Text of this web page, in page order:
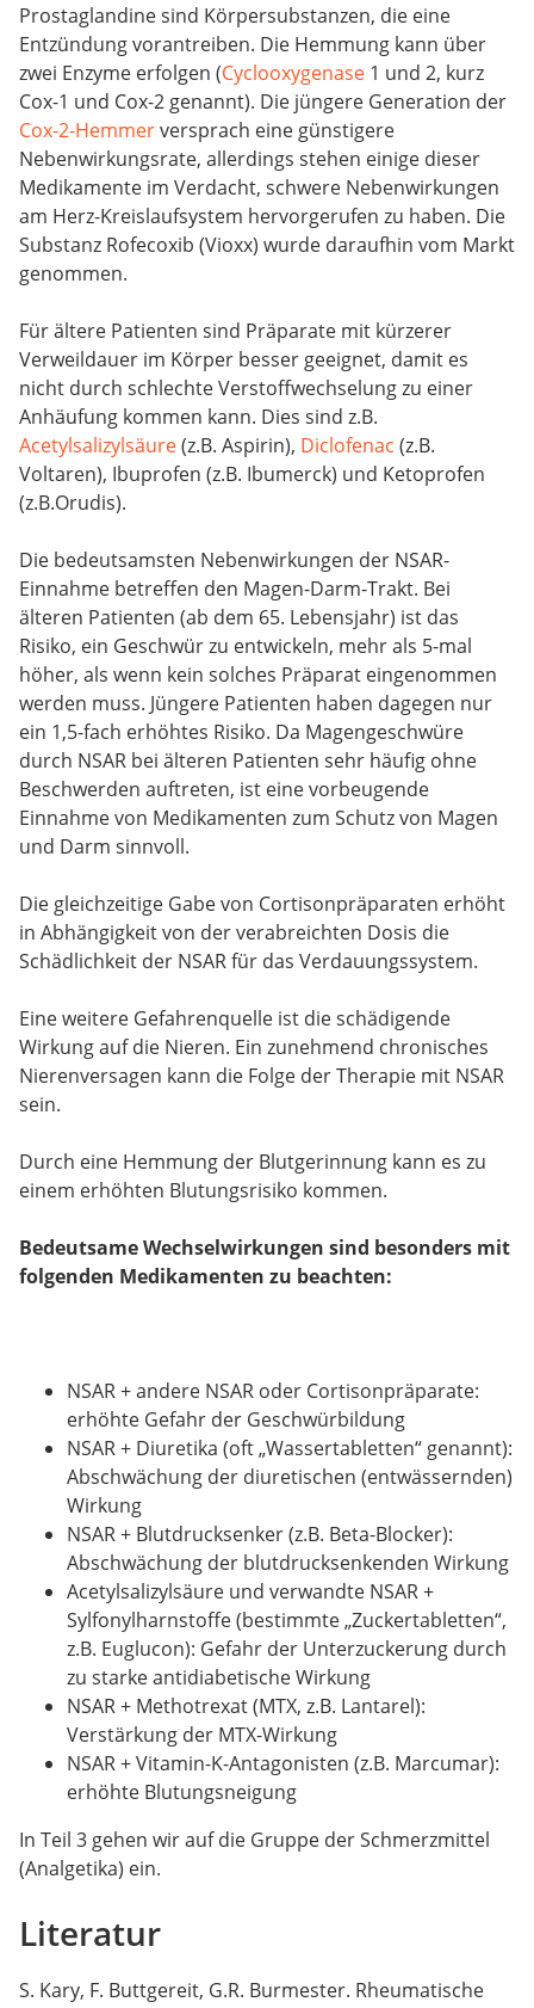
Prostaglandine sind Körpersubstanzen, die eine
Entzündung vorantreiben. Die Hemmung kann über
zwei Enzyme erfolgen (Cyclooxygenase 1 und 2, kurz
Cox-1 und Cox-2 genannt). Die jüngere Generation der
Cox-2-Hemmerversprach eine günstigere
Nebenwirkungsrate, allerdings stehen einige dieser
Medikamente im Verdacht, schwere Nebenwirkungen
am Herz-Kreislaufsystem hervorgerufen zu haben. Die
Substanz Rofecoxib (Vioxx) wurde daraufhin vom Markt
genommen.
Für ältere Patienten sind Präparate mit kürzerer
Verweildauer im Körper besser geeignet, damit es
nicht durch schlechte Verstoffwechselung zu einer
Anhäufung kommen kann. Dies sind z.B.
Acetylsalizylsäure(z.B. Aspirin), Diclofenac (z.B.
Voltaren), Ibuprofen (z.B. Ibumerck) und Ketoprofen
(z.B.Orudis).
Die bedeutsamsten Nebenwirkungen der NSAR-
Einnahme betreffen den Magen-Darm-Trakt. Bei
älteren Patienten (ab dem 65. Lebensjahr) ist das
Risiko, ein Geschwür zu entwickeln, mehr als 5-mal
höher, als wenn kein solches Präparat eingenommen
werden muss. Jüngere Patienten haben dagegen nur
ein 1,5-fach erhöhtes Risiko. Da Magengeschwüre
durch NSAR bei älteren Patienten sehr häufig ohne
Beschwerden auftreten, ist eine vorbeugende
Einnahme von Medikamenten zum Schutz von Magen
und Darm sinnvoll.
Die gleichzeitige Gabe von Cortisonpräparaten erhöht
in Abhängigkeit von der verabreichten Dosis die
Schädlichkeit der NSAR für das Verdauungssystem.
Eine weitere Gefahrenquelle ist die schädigende
Wirkung auf die Nieren. Ein zunehmend chronisches
Nierenversagen kann die Folge der Therapie mit NSAR
sein.
Durch eine Hemmung der Blutgerinnung kann es zu
einem erhöhten Blutungsrisiko kommen.
Bedeutsame Wechselwirkungen sind besonders mit
folgenden Medikamenten zu beachten:
NSAR + andere NSAR oder Cortisonpräparate:
erhöhte Gefahr der Geschwürbildung
NSAR + Diuretika (oft „Wassertabletten“ genannt):
Abschwächung der diuretischen (entwässernden)
Wirkung
NSAR + Blutdrucksenker (z.B. Beta-Blocker):
Abschwächung der blutdrucksenkenden Wirkung
Acetylsalizylsäure und verwandte NSAR +
Sylfonylharnstoffe (bestimmte „Zuckertabletten“,
z.B. Euglucon): Gefahr der Unterzuckerung durch
zu starke antidiabetische Wirkung
NSAR + Methotrexat (MTX, z.B. Lantarel):
Verstärkung der MTX-Wirkung
NSAR + Vitamin-K-Antagonisten (z.B. Marcumar):
erhöhte Blutungsneigung
In Teil 3 gehen wir auf die Gruppe der Schmerzmittel
(Analgetika) ein.
Literatur
S. Kary, F. Buttgereit, G.R. Burmester. Rheumatische